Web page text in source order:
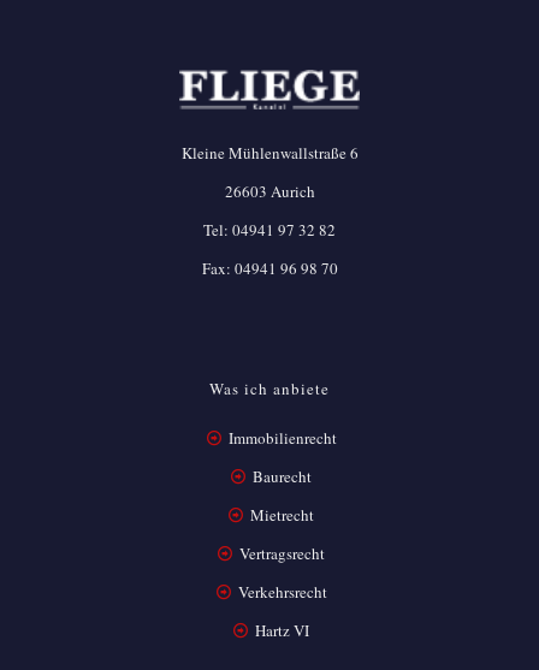
Kleine Mühlenwallstraße 6
26603 Aurich
Tel: 04941 97 32 82
Fax: 04941 96 98 70
Was ich anbiete
Immobilienrecht
Baurecht
Mietrecht
Vertragsrecht
Verkehrsrecht
Hartz VI